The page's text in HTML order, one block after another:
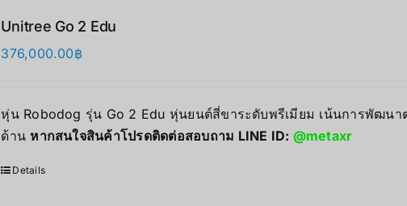
Unitree Go 2 Edu
376,000.00฿
หุ่น Robodog รุ่น Go 2 Edu หุ่นยนต์สี่ขาระดับพรีเมียม เน้นการพัฒน
ด้าน หากสนใจสินค้าโปรดติดต่อสอบถาม LINE ID: @metaxr
Details